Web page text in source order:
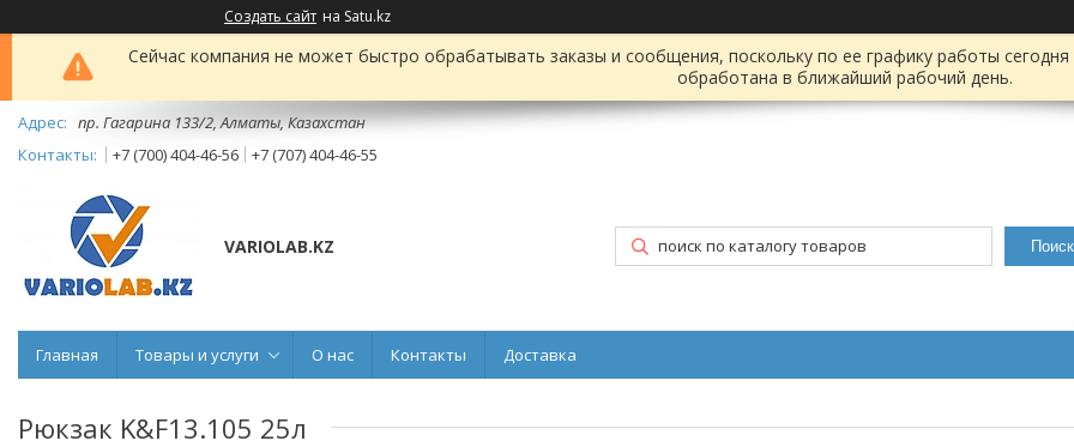
Создать сайт на Satu.kz
Сейчас компания не может быстро обрабатывать заказы и сообщения, поскольку по ее графику работы
обработана в ближайший рабочий день.
пр. Гагарина 133/2, Алматы, Казахстан
+7 (700) 404-46-56
+7 (707) 404-46-55
VARIOLAB.KZ Поиск
Главная Товары и услуги О нас Контакты Доставка
Рюкзак K&F13.105 25л